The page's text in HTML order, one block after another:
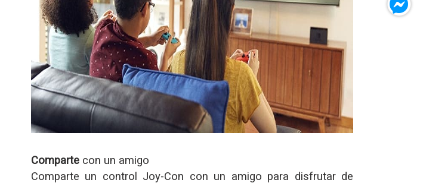
Comparte con un amigo
Comparte un control Joy-Con con un amigo para disfrutar de